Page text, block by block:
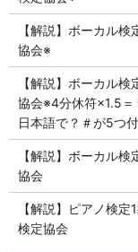
【解説】ボーカル
協会※
【解説】ボーカル
協会※4分休符×1.5＝
日本語で？＃が5つ
【解説】ボーカル
協会
【解説】ピアノ検
検定協会